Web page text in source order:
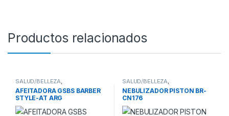
Productos relacionados
SALUD/BELLEZA,
SALUD/BELLEZA/FITNESS,
AFEITADORAS
AFEITADORA GSBS BARBER
STYLE-AT ARG
SALUD/BELLEZA,
SALUD/BELLEZA/FITNESS
NEBULIZADORES,SALUD
NEBULIZADOR PISTON BR-
CN176